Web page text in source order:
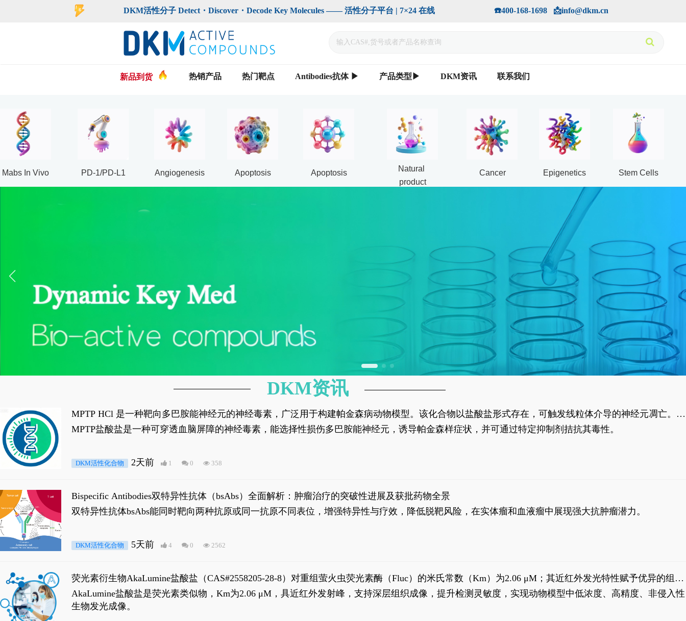
手机版
DKM活性分子 Detect・Discover・Decode Key Molecules —— 活性分子平台 | 7×24 在线                             ☎️400-168-1698   📩info@dkm.cn
新品到货 热销产品 热门靶点 Antibodies抗体 ▶ 产品类型▶ DKM资讯 联系我们
Mabs In Vivo PD-1/PD-L1 Angiogenesis Apoptosis Apoptosis
Natural
product
Cancer Epigenetics Stem Cells
MPTP HCl 是一种靶向多巴胺能神经元的神经毒素，广泛用于构建帕金森病动物模型。该化合物以盐酸盐形式存在，可触发线粒体介导的神经元凋亡。其
经典应用即为选择性损毁中脑黑质致密部多巴胺能神经元，从而可靠模拟帕金森病的核心病理与行为表型。
MPTP盐酸盐是一种可穿透血脑屏障的神经毒素，能选择性损伤多巴胺能神经元，诱导帕金森样症状，并可通过特定抑制剂拮抗其毒性。
DKM活性化合物 2天前 1 0 358
Bispecific Antibodies双特异性抗体（bsAbs）全面解析：肿瘤治疗的突破性进展及获批药物全景
双特异性抗体bsAbs能同时靶向两种抗原或同一抗原不同表位，增强特异性与疗效，降低脱靶风险，在实体瘤和血液瘤中展现强大抗肿瘤潜力。
DKM活性化合物 5天前 4 0 2562
荧光素衍生物AkaLumine盐酸盐（CAS#2558205-28-8）对重组萤火虫荧光素酶（Fluc）的米氏常数（Km）为2.06 μM；其近红外发光特性赋予优异的组织
穿透能力，大幅增强成像信噪比，从而实现活体动物模型中极低给药剂量下的高灵敏度、非侵入式生物发光动态追踪。
AkaLumine盐酸盐是荧光素类似物，Km为2.06 μM，具近红外发射峰，支持深层组织成像，提升检测灵敏度，实现动物模型中低浓度、高精度、非侵入性
生物发光成像。
DKM资讯